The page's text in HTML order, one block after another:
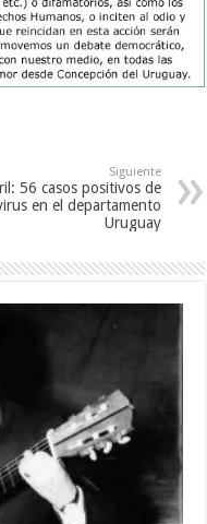
Siguiente
56 casos positivos de
en el departamento
Uruguay